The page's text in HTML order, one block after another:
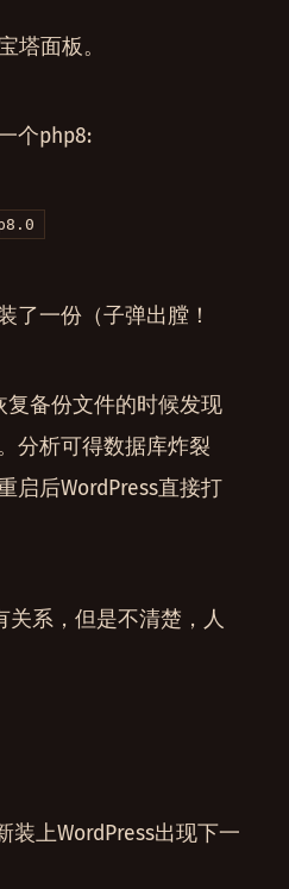
塔面板。
个php8:
了一份（子弹出膛！
复备份文件的时候发现
分析可得数据库炸裂
启后WordPress直接打
关系，但是不清楚，人
装上WordPress出现下一